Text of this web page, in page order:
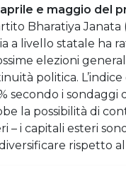
e maggio del
Bharatiya Janata
a livello statale ha
elezioni
politica.
secondo i sondaggi
la possibilità di
i capitali esteri
rispetto